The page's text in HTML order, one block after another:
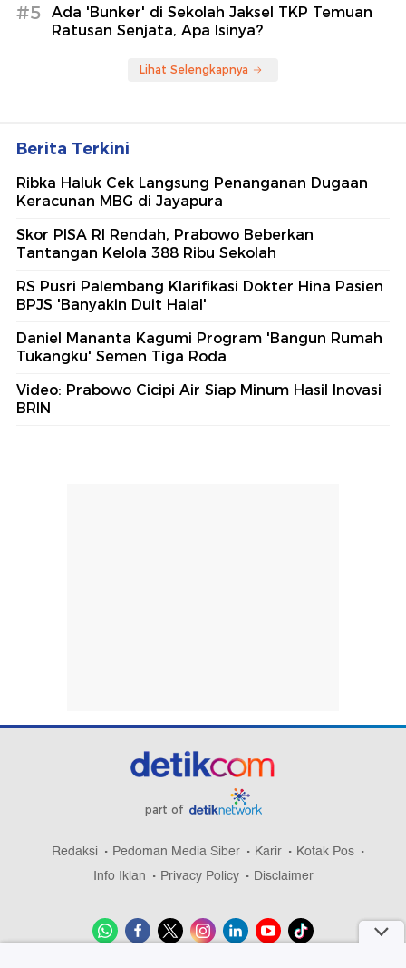
#5
Ada 'Bunker' di Sekolah Jaksel TKP Temuan
Ratusan Senjata, Apa Isinya?
Lihat Selengkapnya
Berita Terkini
Ribka Haluk Cek Langsung Penanganan Dugaan
Keracunan MBG di Jayapura
Skor PISA RI Rendah, Prabowo Beberkan
Tantangan Kelola 388 Ribu Sekolah
RS Pusri Palembang Klarifikasi Dokter Hina Pasien
BPJS 'Banyakin Duit Halal'
Daniel Mananta Kagumi Program 'Bangun Rumah
Tukangku' Semen Tiga Roda
Video: Prabowo Cicipi Air Siap Minum Hasil Inovasi
BRIN
part of
Redaksi Pedoman Media Siber Karir
Kotak Pos
Info Iklan
Privacy Policy Disclaimer